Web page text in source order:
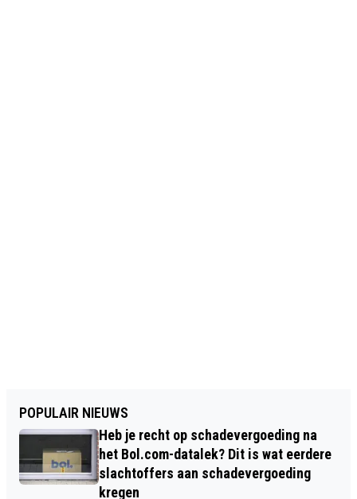
POPULAIR NIEUWS
Heb je recht op schadevergoeding na
het Bol.com-datalek? Dit is wat eerdere
slachtoffers aan schadevergoeding
kregen